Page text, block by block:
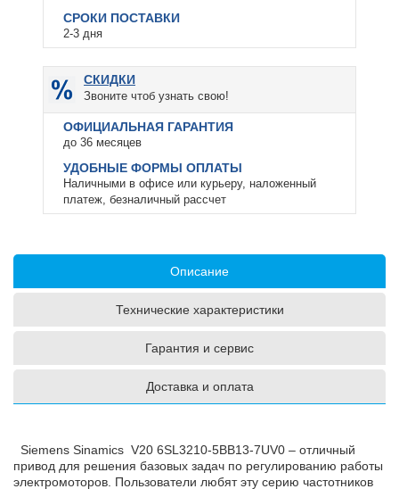
СРОКИ ПОСТАВКИ
2-3 дня
СКИДКИ
Звоните чтоб узнать свою!
ОФИЦИАЛЬНАЯ ГАРАНТИЯ
до 36 месяцев
УДОБНЫЕ ФОРМЫ ОПЛАТЫ
Наличными в офисе или курьеру, наложенный
платеж, безналичный рассчет
Описание
Технические характеристики
Гарантия и сервис
Доставка и оплата
Siemens Sinamics V20 6SL3210-5BB13-7UV0 – отличный
привод для решения базовых задач по регулированию работы
электромоторов. Пользователи любят эту серию частотников